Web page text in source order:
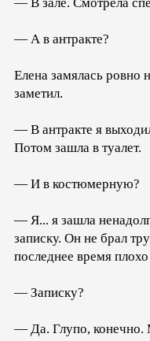
— А в антракте?
Елена замялась ровно
заметил.
— В антракте я
Потом зашла в туалет.
— И в костюмерную?
— Я... я зашла
записку. Он не брал
последнее время
— Записку?
— Да. Глупо, конечно.